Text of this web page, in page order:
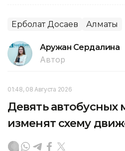
Ерболат Досаев Алматы
Аружан Сердалина
Автор
01:48, 08 Августа 2026
Девять автобусных
изменят схему